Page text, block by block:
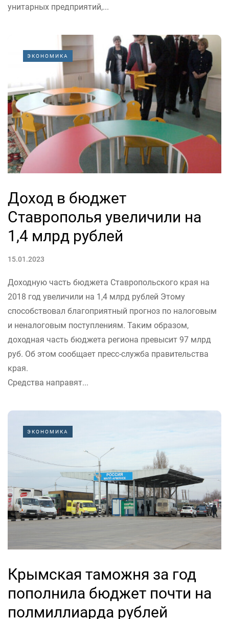
унитарных предприятий,...
ЭКОНОМИКА
Доход в бюджет
Ставрополья увеличили на
1,4 млрд рублей
15.01.2023
Доходную часть бюджета Ставропольского края на
2018 год увеличили на 1,4 млрд рублей Этому
способствовал благоприятный прогноз по налоговым
и неналоговым поступлениям. Таким образом,
доходная часть бюджета региона превысит 97 млрд
руб. Об этом сообщает пресс-служба правительства
края.
Средства направят...
ЭКОНОМИКА
Крымская таможня за год
пополнила бюджет почти на
полмиллиарда рублей